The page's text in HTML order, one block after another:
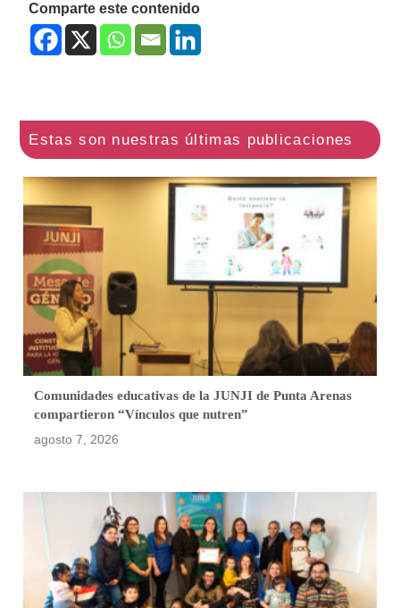
Comparte este contenido
Comunidades educativas de la JUNJI de Punta Arenas
compartieron “Vínculos que nutren”
agosto 7, 2026